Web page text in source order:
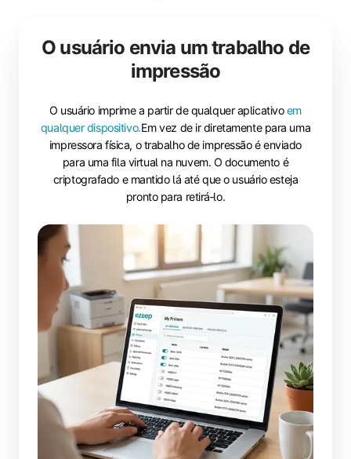
O usuário envia um trabalho de
impressão
O usuário imprime a partir de qualquer aplicativoem
qualquer dispositivo.Em vez de ir diretamente para uma
impressora física, o trabalho de impressão é enviado
para uma fila virtual na nuvem. O documento é
criptografado e mantido lá até que o usuário esteja
pronto para retirá‑lo.